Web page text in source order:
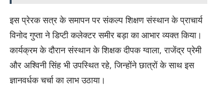
इस प्रेरक सत्र के समापन पर संकल्प शिक्षण संस्थान के प्राचार्य
विनोद गुप्ता ने डिप्टी कलेक्टर समीर बड़ा का आभार व्यक्त किया।
कार्यक्रम के दौरान संस्थान के शिक्षक दीपक ग्वाला, राजेंद्र प्रेमी
और अश्विनी सिंह भी उपस्थित रहे, जिन्होंने छात्रों के साथ इस
ज्ञानवर्धक चर्चा का लाभ उठाया।